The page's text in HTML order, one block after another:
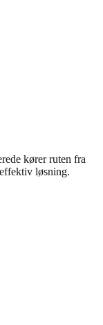
kører ruten fra
løsning.